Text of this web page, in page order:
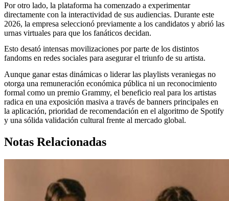
Por otro lado, la plataforma ha comenzado a experimentar
directamente con la interactividad de sus audiencias. Durante este
2026, la empresa seleccionó previamente a los candidatos y abrió las
urnas virtuales para que los fanáticos decidan.
Esto desató intensas movilizaciones por parte de los distintos
fandoms en redes sociales para asegurar el triunfo de su artista.
Aunque ganar estas dinámicas o liderar las playlists veraniegas no
otorga una remuneración económica pública ni un reconocimiento
formal como un premio Grammy, el beneficio real para los artistas
radica en una exposición masiva a través de banners principales en
la aplicación, prioridad de recomendación en el algoritmo de Spotify
y una sólida validación cultural frente al mercado global.
Notas Relacionadas